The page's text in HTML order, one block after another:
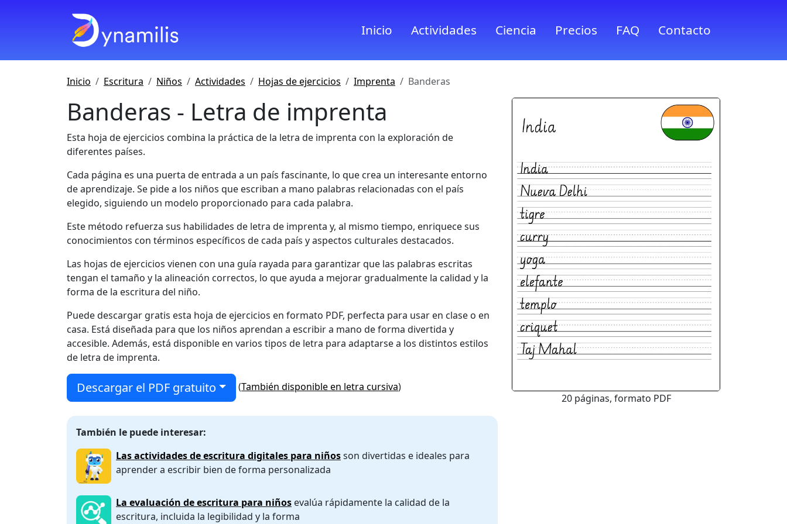
Inicio Actividades Ciencia Precios FAQ Contacto
Inicio Escritura Niños Actividades Hojas de ejercicios Imprenta Banderas
Banderas - Letra de imprenta
Esta hoja de ejercicios combina la práctica de la letra de imprenta con la exploración de
diferentes países.
Cada página es una puerta de entrada a un país fascinante, lo que crea un interesante entorno
de aprendizaje. Se pide a los niños que escriban a mano palabras relacionadas con el país
elegido, siguiendo un modelo proporcionado para cada palabra.
Este método refuerza sus habilidades de letra de imprenta y, al mismo tiempo, enriquece sus
conocimientos con términos específicos de cada país y aspectos culturales destacados.
Las hojas de ejercicios vienen con una guía rayada para garantizar que las palabras escritas
tengan el tamaño y la alineación correctos, lo que ayuda a mejorar gradualmente la calidad y la
forma de la escritura del niño.
Puede descargar gratis esta hoja de ejercicios en formato PDF, perfecta para usar en clase o en
casa. Está diseñada para que los niños aprendan a escribir a mano de forma divertida y
accesible. Además, está disponible en varios tipos de letra para adaptarse a los distintos estilos
de letra de imprenta.
Descargar el PDF gratuito (También disponible en letra cursiva)
También le puede interesar:
Las actividades de escritura digitales para niñosson divertidas e ideales para
aprender a escribir bien de forma personalizada
La evaluación de escritura para niños evalúa rápidamente la calidad de la
escritura, incluida la legibilidad y la forma
20 páginas, formato PDF